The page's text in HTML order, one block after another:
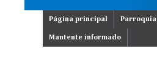
Página principal Parroquia
Mantente informado